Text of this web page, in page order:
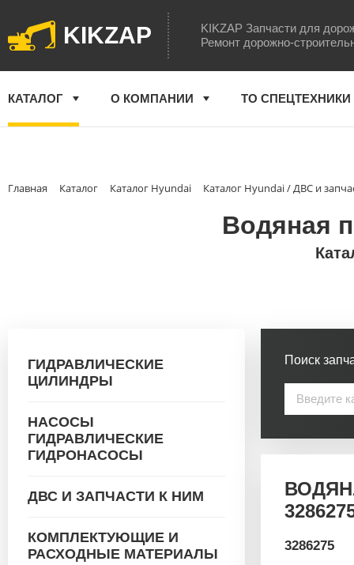
KIKZAP
KIKZAP Запчасти для
Ремонт дорожно-
КАТАЛОГ О КОМПАНИИ ТО СПЕЦТЕХНИКИ
Главная Каталог Каталог Hyundai Каталог Hyundai / ДВС и
Водяная
ГИДРАВЛИЧЕСКИЕ
ЦИЛИНДРЫ
НАСОСЫ
ГИДРАВЛИЧЕСКИЕ
ГИДРОНАСОСЫ
ДВС И ЗАПЧАСТИ К НИМ
КОМПЛЕКТУЮЩИЕ И
РАСХОДНЫЕ МАТЕРИАЛЫ
Поиск
3286275